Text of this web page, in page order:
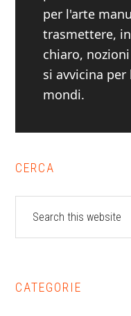
per l'arte
trasmettere,
chiaro,
si avvicina
mondi.
Primary
Sidebar
CERCA
website
CATEGORIE